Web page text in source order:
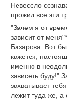
Невесело
прожил все эти
"Зачем я от
зависит от
Базарова. Вот
кажется,
именно в
зависеть буду!"
захватывает
лежит туда же, а